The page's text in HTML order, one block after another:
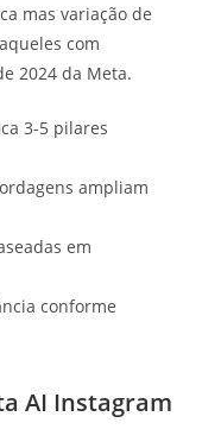
mas variação de
com
2024 da Meta.
3-5 pilares
ampliam
em
conforme
AI Instagram